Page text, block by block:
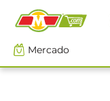
Mercado